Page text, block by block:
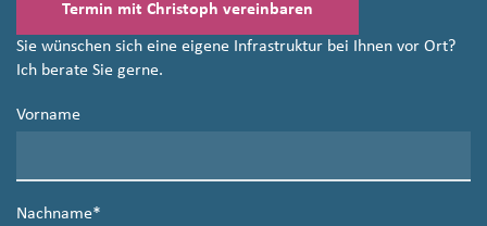
Termin mit Christoph vereinbaren
Sie wünschen sich eine eigene Infrastruktur bei Ihnen vor Ort?
Ich berate Sie gerne.
Vorname
Nachname*